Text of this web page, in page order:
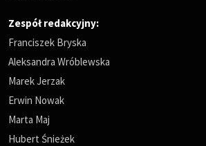
Zespół redakcyjny:
Franciszek Bryska
Aleksandra Wróblewska
Marek Jerzak
Erwin Nowak
Marta Maj
Hubert Śnieżek